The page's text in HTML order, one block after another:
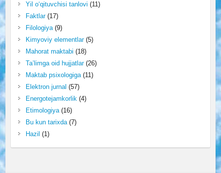
Yil o‘qituvchisi tanlovi (11)
Faktlar(17)
Filologiya(9)
Kimyoviy elementlar(5)
Mahorat maktabi (18)
Ta’limga oid hujjatlar(26)
Maktab psixologiga(11)
Elektron jurnal (57)
Energotejamkorlik(4)
Etimologiya(16)
Bu kun tarixda(7)
Hazil (1)